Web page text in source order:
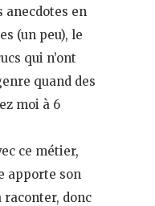
anecdotes en
(un peu), le
qui n’ont
quand des
moi à 6
ce métier,
apporte son
donc